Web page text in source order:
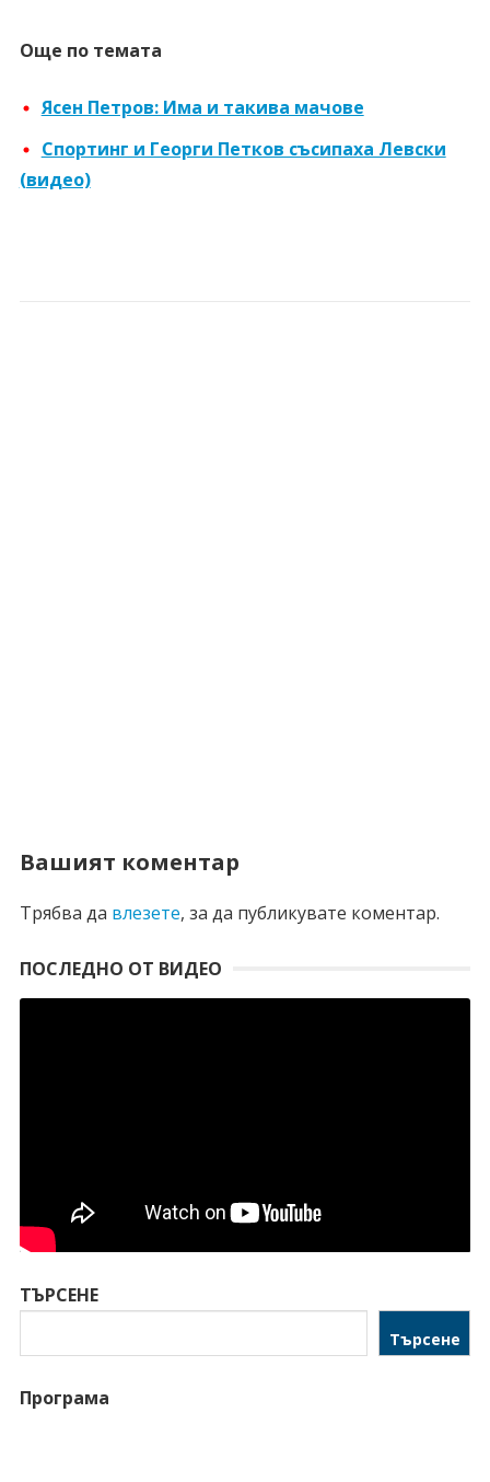
Още по темата
Ясен Петров: Има и такива мачове
Спортинг и Георги Петков съсипаха Левски
(видео)
Вашият коментар
Трябва да влезете, за да публикувате коментар.
ПОСЛЕДНО ОТ ВИДЕО
ТЪРСЕНЕ
Търсене
Програма